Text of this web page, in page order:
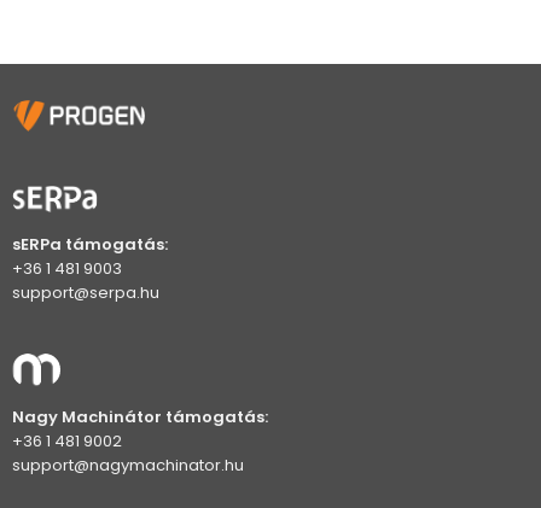
sERPa támogatás:
+36 1 481 9003
support@serpa.hu
Nagy Machinátor támogatás:
+36 1 481 9002
support@nagymachinator.hu